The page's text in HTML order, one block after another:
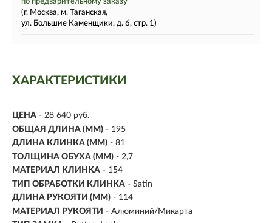
(г. Москва, м. Таганская,
ул. Большие Каменщики, д. 6, стр. 1)
ХАРАКТЕРИСТИКИ
ЦЕНА - 28 640 руб.
ОБЩАЯ ДЛИНА (ММ) - 195
ДЛИНА КЛИНКА (ММ) - 81
ТОЛЩИНА ОБУХА (ММ) - 2,7
МАТЕРИАЛ КЛИНКА - 154
ТИП ОБРАБОТКИ КЛИНКА - Satin
ДЛИНА РУКОЯТИ (ММ) - 114
МАТЕРИАЛ РУКОЯТИ - Алюминий/Микарта